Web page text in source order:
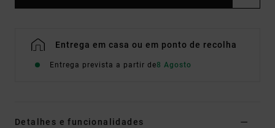
Entrega em casa ou em ponto de recolha
Entrega prevista a partir de8 Agosto
Detalhes e funcionalidades